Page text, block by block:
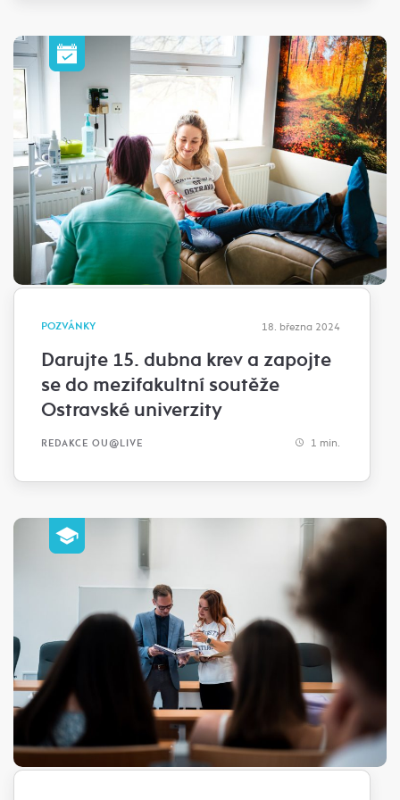
POZVÁNKY 18. března 2024
Darujte 15. dubna krev a zapojte
se do mezifakultní soutěže
Ostravské univerzity
REDAKCE OU@LIVE 1 min.